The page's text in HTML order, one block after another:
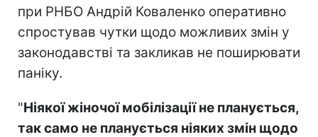
при РНБО Андрій Коваленко оперативно
спростував чутки щодо можливих змін у
законодавстві та закликав не поширювати
паніку.
"Ніякої жіночої мобілізації не планується,
так само не планується ніяких змін щодо